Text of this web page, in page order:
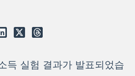
득 실험 결과가 발표되었습